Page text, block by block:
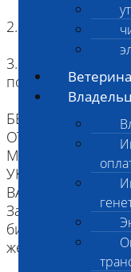
2. Копия
3. Наличие
под
БЕЗ
МАТЕРИАЛ
УКАЗАННОМУ В
ВАЖНО для
За два часа до
биоматериала
желательна